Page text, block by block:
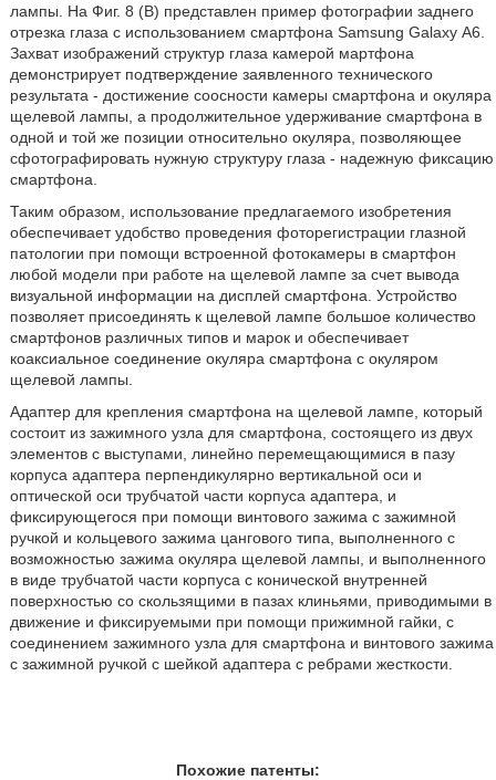
лампы. На Фиг. 8 (В) представлен пример фотографии заднего
отрезка глаза с использованием смартфона Samsung Galaxy А6.
Захват изображений структур глаза камерой мартфона
демонстрирует подтверждение заявленного технического
результата - достижение соосности камеры смартфона и окуляра
щелевой лампы, а продолжительное удерживание смартфона в
одной и той же позиции относительно окуляра, позволяющее
сфотографировать нужную структуру глаза - надежную фиксацию
смартфона.
Таким образом, использование предлагаемого изобретения
обеспечивает удобство проведения фоторегистрации глазной
патологии при помощи встроенной фотокамеры в смартфон
любой модели при работе на щелевой лампе за счет вывода
визуальной информации на дисплей смартфона. Устройство
позволяет присоединять к щелевой лампе большое количество
смартфонов различных типов и марок и обеспечивает
коаксиальное соединение окуляра смартфона с окуляром
щелевой лампы.
Адаптер для крепления смартфона на щелевой лампе, который
состоит из зажимного узла для смартфона, состоящего из двух
элементов с выступами, линейно перемещающимися в пазу
корпуса адаптера перпендикулярно вертикальной оси и
оптической оси трубчатой части корпуса адаптера, и
фиксирующегося при помощи винтового зажима с зажимной
ручкой и кольцевого зажима цангового типа, выполненного с
возможностью зажима окуляра щелевой лампы, и выполненного
в виде трубчатой части корпуса с конической внутренней
поверхностью со скользящими в пазах клиньями, приводимыми в
движение и фиксируемыми при помощи прижимной гайки, с
соединением зажимного узла для смартфона и винтового зажима
с зажимной ручкой с шейкой адаптера с ребрами жесткости.
Похожие патенты: